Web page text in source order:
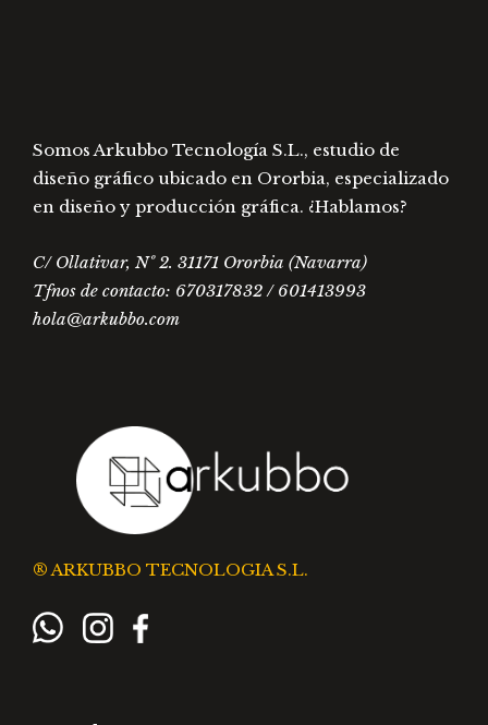
Somos Arkubbo Tecnología S.L., estudio de
diseño gráfico ubicado en Ororbia, especializado
en diseño y producción gráfica. ¿Hablamos?
C/ Ollativar, Nº 2. 31171 Ororbia (Navarra)
Tfnos de contacto: 670317832 / 601413993
hola@arkubbo.com
® ARKUBBO TECNOLOGIA S.L.